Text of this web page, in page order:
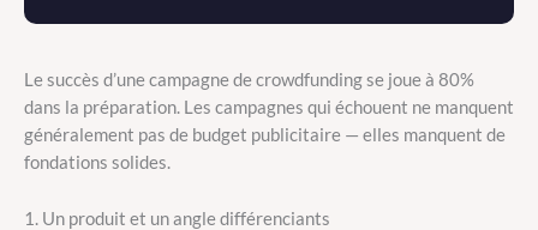
Le succès d’une campagne de crowdfunding se joue à 80%
dans la préparation. Les campagnes qui échouent ne manquent
généralement pas de budget publicitaire — elles manquent de
fondations solides.
1. Un produit et un angle différenciants